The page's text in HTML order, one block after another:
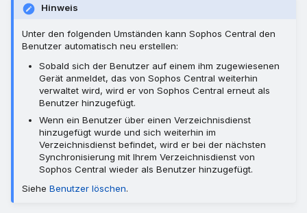
Hinweis
Unter den folgenden Umständen kann Sophos Central den
Benutzer automatisch neu erstellen:
Sobald sich der Benutzer auf einem ihm zugewiesenen
Gerät anmeldet, das von Sophos Central weiterhin
verwaltet wird, wird er von Sophos Central erneut als
Benutzer hinzugefügt.
Wenn ein Benutzer über einen Verzeichnisdienst
hinzugefügt wurde und sich weiterhin im
Verzeichnisdienst befindet, wird er bei der nächsten
Synchronisierung mit Ihrem Verzeichnisdienst von
Sophos Central wieder als Benutzer hinzugefügt.
Siehe Benutzer löschen.